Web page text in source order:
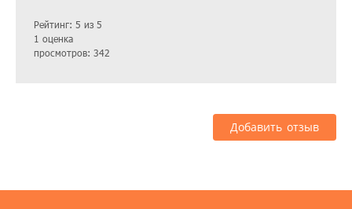
Рейтинг: 5 из 5
1 оценка
просмотров: 342
Добавить отзыв